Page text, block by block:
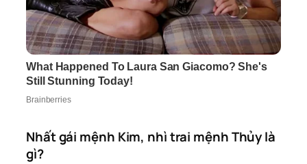
Nhất gái mệnh Kim, nhì trai mệnh Thủy là
gì?